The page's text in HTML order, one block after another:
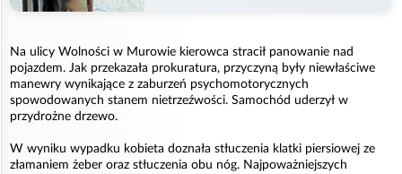
Na ulicy Wolności w Murowie kierowca stracił panowanie nad
pojazdem. Jak przekazała prokuratura, przyczyną były niewłaściwe
manewry wynikające z zaburzeń psychomotorycznych
spowodowanych stanem nietrzeźwości. Samochód uderzył w
przydrożne drzewo.
W wyniku wypadku kobieta doznała stłuczenia klatki piersiowej ze
złamaniem żeber oraz stłuczenia obu nóg. Najpoważniejszych